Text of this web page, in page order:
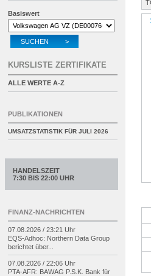
Basiswert
SUCHEN >
KURSLISTE ZERTIFIKATE
ALLE WERTE A-Z
PUBLIKATIONEN
UMSATZSTATISTIK FÜR JULI 2026
HANDELSZEIT
7:30 BIS 22:00 UHR
FINANZ-NACHRICHTEN
07.08.2026 / 23:21 Uhr
EQS-Adhoc: Northern Data Group
berichtet über...
07.08.2026 / 22:06 Uhr
PTA-AFR: BAWAG P.S.K. Bank für